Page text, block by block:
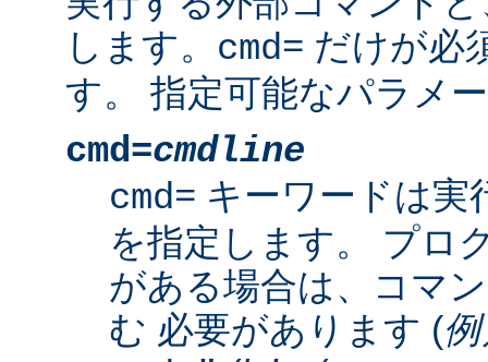
します。 cmd= だけが必
す。 指定可能なパラメ
cmd=cmdline
cmd= キーワードは実
を指定します。 プロ
がある場合は、コマ
む 必要があります (